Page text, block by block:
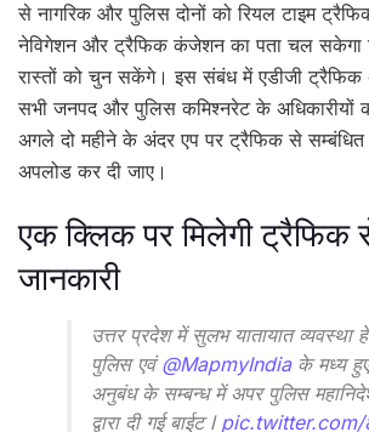
से नागरिक और पुलिस दोनों को रियल टाइम
नेविगेशन और ट्रैफिक कंजेशन का पता चल सकेगा
रास्तों को चुन सकेंगे। इस संबंध में एडीजी
सभी जनपद और पुलिस कमिश्नरेट के अधिकारीयों
अगले दो महीने के अंदर एप पर ट्रैफिक से सम्बंधित
अपलोड कर दी जाए।
एक क्लिक पर मिलेगी ट्रैफिक
जानकारी
उत्तर प्रदेश में सुलभ यातायात व्यवस्था
पुलिस एवं@MapmyIndiaके मध्य हुए
अनुबंध के सम्बन्ध में अपर पुलिस
द्वारा दी गई बाईट l pic.twitter.com/